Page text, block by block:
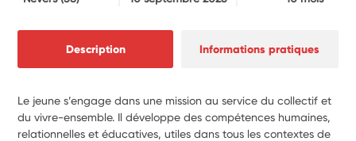
Description Informations pratiques
Le jeune s’engage dans une mission au service du collectif et
du vivre-ensemble. Il développe des compétences humaines,
relationnelles et éducatives, utiles dans tous les contextes de